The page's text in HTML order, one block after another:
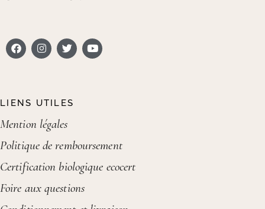
LIENS UTILES
Mention légales
Politique de remboursement
Certification biologique ecocert
Foire aux questions